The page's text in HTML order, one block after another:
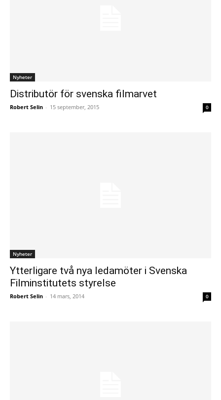
Nyheter
Distributör för svenska filmarvet
Robert Selin - 15 september, 2015 0
Nyheter
Ytterligare två nya ledamöter i Svenska
Filminstitutets styrelse
Robert Selin - 14 mars, 2014 0